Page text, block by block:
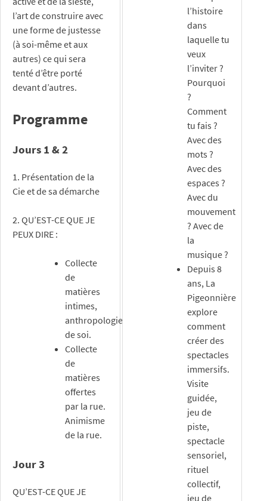
l’art de construire avec
une forme de justesse
(à soi-même et aux
autres) ce qui sera
tenté d’être porté
devant d’autres.
Programme
Jours 1 & 2
1. Présentation de la
Cie et de sa démarche
2. QU’EST-CE QUE JE
PEUX DIRE :
Collecte
de
matières
intimes,
anthropologie
de soi.
Collecte
de
matières
offertes
par la rue.
Animisme
de la rue.
Jour 3
QU’EST-CE QUE JE
l’histoire
dans
laquelle tu
veux
l’inviter ?
Pourquoi
?
Comment
tu fais ?
Avec des
mots ?
Avec des
espaces ?
Avec du
mouvement
? Avec de
la
musique ?
Depuis 8
ans, La
Pigeonnière
explore
comment
créer des
spectacles
immersifs.
Visite
guidée,
jeu de
piste,
spectacle
sensoriel,
rituel
collectif,
jeu de